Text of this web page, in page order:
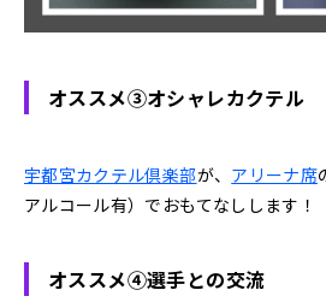
オススメ③オシャレカクテル
宇都宮カクテル倶楽部が、 アリーナ席
アルコール有）でおもてなしします！
オススメ④選手との交流